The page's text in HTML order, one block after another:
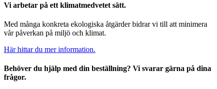
Vi arbetar på ett klimatmedvetet sätt.
Med många konkreta ekologiska åtgärder bidrar vi till att minimera
vår påverkan på miljö och klimat.
Här hittar du mer information.
Behöver du hjälp med din beställning? Vi svarar gärna på dina
frågor.